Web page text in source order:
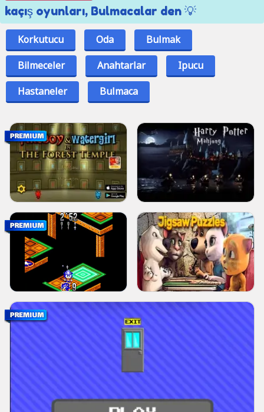
kaçış oyunları, Bulmacalar den 💡
Korkutucu Oda
Bulmak
Bilmeceler
Anahtarlar
Ipucu
Hastaneler
Bulmaca